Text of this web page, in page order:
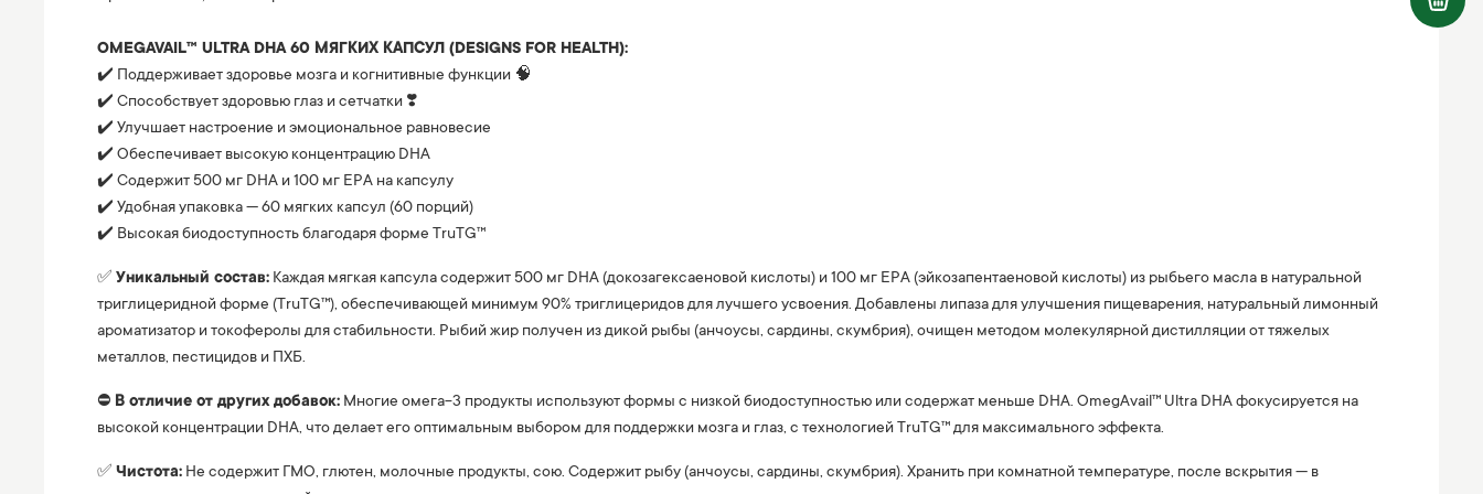
OMEGAVAIL™ ULTRA DHA 60 МЯГКИХ КАПСУЛ (DESIGNS FOR HEALTH):
✔️ Поддерживает здоровье мозга и когнитивные функции 🧠
✔️ Способствует здоровью глаз и сетчатки ❣️
✔️ Улучшает настроение и эмоциональное равновесие
✔️ Обеспечивает высокую концентрацию DHA
✔️ Содержит 500 мг DHA и 100 мг EPA на капсулу
✔️ Удобная упаковка — 60 мягких капсул (60 порций)
✔️ Высокая биодоступность благодаря форме TruTG™
✅ Уникальный состав: Каждая мягкая капсула содержит 500 мг DHA (докозагексаеновой кислоты) и 100 мг EPA (эйкозапентаеновой кислоты) из рыбьего масла в натуральной
триглицеридной форме (TruTG™), обеспечивающей минимум 90% триглицеридов для лучшего усвоения. Добавлены липаза для улучшения пищеварения, натуральный лимонный
ароматизатор и токоферолы для стабильности. Рыбий жир получен из дикой рыбы (анчоусы, сардины, скумбрия), очищен методом молекулярной дистилляции от тяжелых
металлов, пестицидов и ПХБ.
⛔️ В отличие от других добавок: Многие омега-3 продукты используют формы с низкой биодоступностью или содержат меньше DHA. OmegAvail™ Ultra DHA фокусируется на
высокой концентрации DHA, что делает его оптимальным выбором для поддержки мозга и глаз, с технологией TruTG™ для максимального эффекта.
✅ Чистота: Не содержит ГМО, глютен, молочные продукты, сою. Содержит рыбу (анчоусы, сардины, скумбрия). Хранить при комнатной температуре, после вскрытия — в